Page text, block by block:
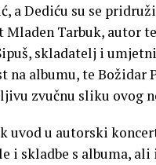
a Dediću su se
Tarbuk, autor
skladatelj i
na albumu, te Božidar
zvučnu sliku ovog
uvod u autorski
i skladbe s albuma,